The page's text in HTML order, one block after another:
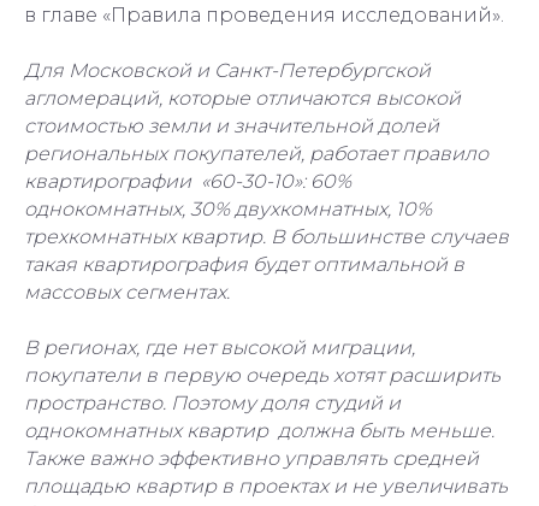
в главе «Правила проведения исследований».
Для Московской и Санкт-Петербургской
агломераций, которые отличаются высокой
стоимостью земли и значительной долей
региональных покупателей, работает правило
квартирографии «60-30-10»: 60%
однокомнатных, 30% двухкомнатных, 10%
трехкомнатных квартир. В большинстве случаев
такая квартирография будет оптимальной в
массовых сегментах.
В регионах, где нет высокой миграции,
покупатели в первую очередь хотят расширить
пространство. Поэтому доля студий и
однокомнатных квартир должна быть меньше.
Также важно эффективно управлять средней
площадью квартир в проектах и не увеличивать